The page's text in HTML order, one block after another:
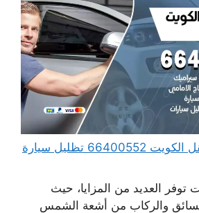
تظليل سيارات متنقل الكويت 66400552 تظليل سيارة
العديد من المزايا، حيث
والركاب من أشعة الشمس